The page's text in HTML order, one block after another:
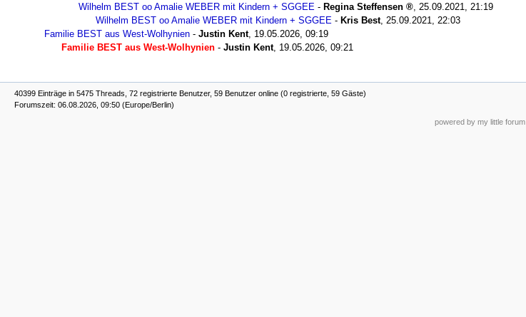
Wilhelm BEST oo Amalie WEBER mit Kindern + SGGEE - Regina Steffensen
25.09.2021, 21:19
Wilhelm BEST oo Amalie WEBER mit Kindern + SGGEE - Kris Best, 25.09.2021, 22:03
Familie BEST aus West-Wolhynien - Justin Kent, 19.05.2026, 09:19
Familie BEST aus West-Wolhynien - Justin Kent, 19.05.2026, 09:21
40399 Einträge in 5475 Threads, 72 registrierte Benutzer, 59 Benutzer online (0 registrierte, 59 Gäste)
Forumszeit: 06.08.2026, 09:50 (Europe/Berlin)
powered by my little forum